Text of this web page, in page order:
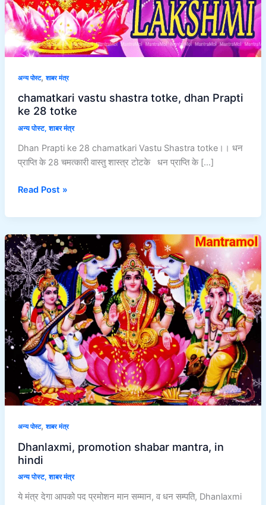
अन्य पोस्ट,शाबर मंत्र
chamatkari vastu shastra totke, dhan Prapti
ke 28 totke
अन्य पोस्ट,शाबर मंत्र
Dhan Prapti ke 28 chamatkari Vastu Shastra totke।। धन
प्राप्ति के 28 चमत्कारी वास्तु शास्त्र टोटके धन प्राप्ति के […]
totke
Read Post »
अन्य पोस्ट,शाबर मंत्र
Dhanlaxmi, promotion shabar mantra, in
hindi
अन्य पोस्ट,शाबर मंत्र
ये मंत्र देगा आपको पद प्रमोशन मान सम्मान, व धन सम्पति, Dhanlaxmi
Dhanlaxmi,
promotion
shabar
mantra,
in
hindi